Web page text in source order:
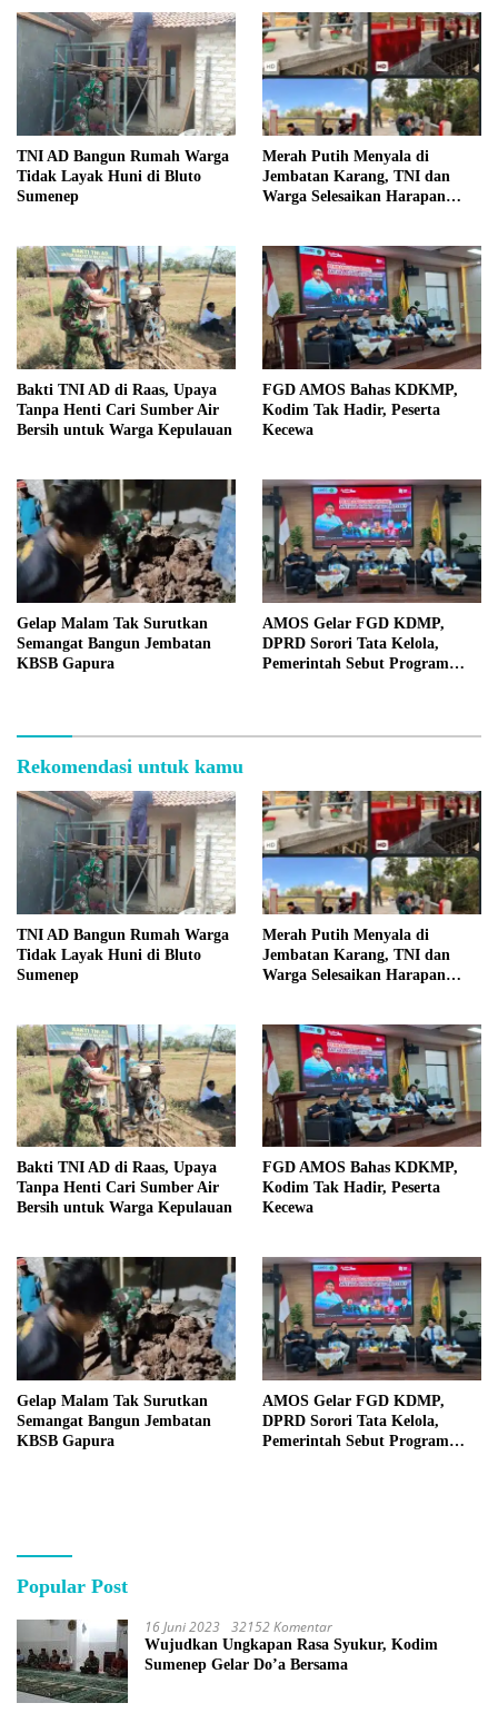
TNI AD Bangun Rumah Warga
Tidak Layak Huni di Bluto
Sumenep
Merah Putih Menyala di
Jembatan Karang, TNI dan
Warga Selesaikan Harapan
Bakti TNI AD di Raas, Upaya
Tanpa Henti Cari Sumber Air
Bersih untuk Warga Kepulauan
FGD AMOS Bahas KDKMP,
Kodim Tak Hadir, Peserta
Kecewa
Gelap Malam Tak Surutkan
Semangat Bangun Jembatan
KBSB Gapura
AMOS Gelar FGD KDMP,
DPRD Sorori Tata Kelola,
Pemerintah Sebut Program
Rekomendasi untuk kamu
TNI AD Bangun Rumah Warga
Tidak Layak Huni di Bluto
Sumenep
Merah Putih Menyala di
Jembatan Karang, TNI dan
Warga Selesaikan Harapan
Bakti TNI AD di Raas, Upaya
Tanpa Henti Cari Sumber Air
Bersih untuk Warga Kepulauan
FGD AMOS Bahas KDKMP,
Kodim Tak Hadir, Peserta
Kecewa
Gelap Malam Tak Surutkan
Semangat Bangun Jembatan
KBSB Gapura
AMOS Gelar FGD KDMP,
DPRD Sorori Tata Kelola,
Pemerintah Sebut Program
Popular Post
16 Juni 2023 32152 Komentar
Wujudkan Ungkapan Rasa Syukur, Kodim
Sumenep Gelar Do’a Bersama